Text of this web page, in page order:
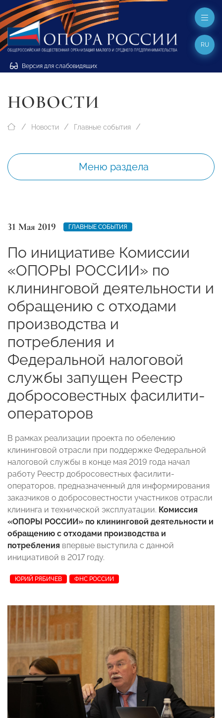
Версия для слабовидящих
RU
НОВОСТИ
Новости Главные события
Меню раздела
31 Мая 2019 ГЛАВНЫЕ СОБЫТИЯ
По инициативе Комиссии
«ОПОРЫ РОССИИ» по
клининговой деятельности и
обращению с отходами
производства и
потребления и
Федеральной налоговой
службы запущен Реестр
добросовестных фасилити-
операторов
В рамках реализации проекта по обелению
клининговой отрасли при поддержке Федеральной
налоговой службы в конце мая 2019 года начал
работу Реестр добросовестных фасилити-
операторов, предназначенный для информирования
заказчиков о добросовестности участников отрасли
клининга и технической эксплуатации. Комиссия
«ОПОРЫ РОССИИ» по клининговой деятельности и
обращению с отходами производства и
потребления впервые выступила с данной
инициативой в 2017 году.
ЮРИЙ РЯБИЧЕВ ФНС РОССИИ